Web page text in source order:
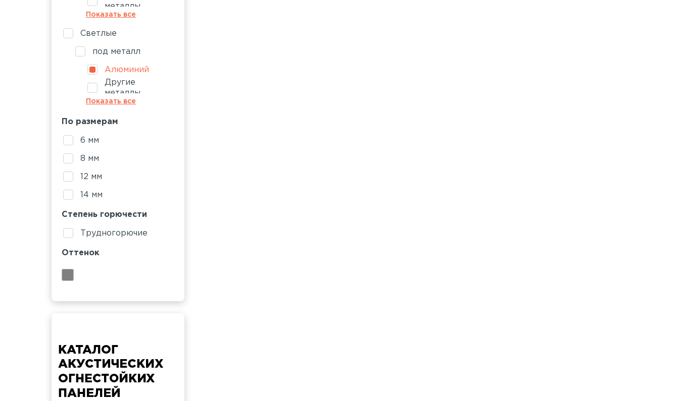
металлы
Золото
Платина
Титан
Показать все
Светлые
под металл
Алюминий
Другие
металлы
Золото
Платина
Показать все
По размерам
6 мм
8 мм
12 мм
14 мм
Степень горючести
Трудногорючие
Оттенок